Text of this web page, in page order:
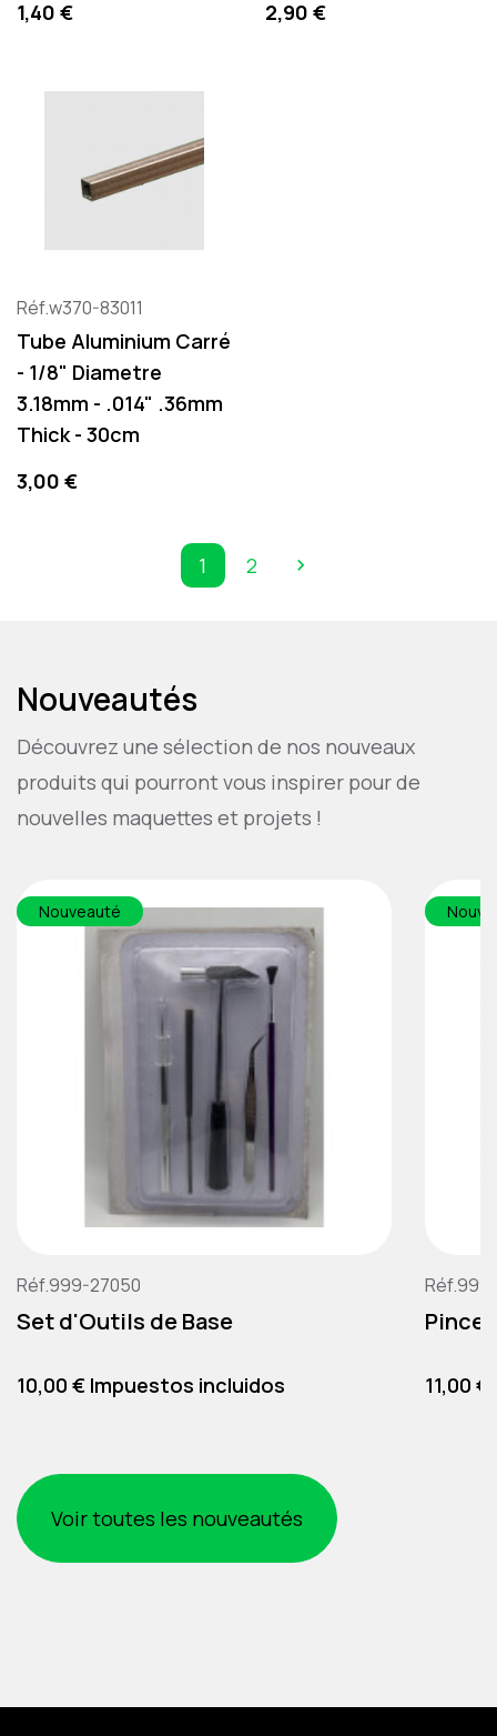
Precio
1,40 € Precio
2,90 €
Réf.w370-83011
Tube Aluminium Carré
- 1/8" Diametre
3.18mm - .014" .36mm
Thick - 30cm
Precio
3,00 €
1 2 
Nouveautés
Découvrez une sélection de nos nouveaux
produits qui pourront vous inspirer pour de
nouvelles maquettes et projets !
Réf.999-27050
Set d'Outils de Base
Precio
10,00 € Impuestos incluidos
Nouveauté
Pince
Precio
11,00
Voir toutes les nouveautés